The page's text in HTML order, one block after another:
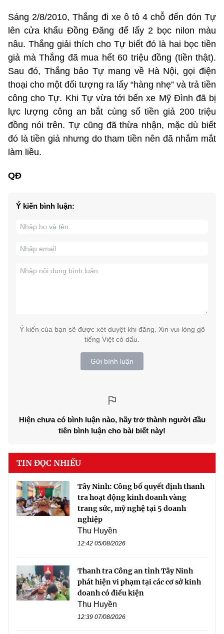
Sáng 2/8/2010, Thắng đi xe ô tô 4 chỗ đến đón Tự
lên cửa khẩu Đồng Đăng để lấy 2 bọc nilon màu
nâu. Thắng giải thích cho Tự biết đó là hai bọc tiền
giả mà Thắng đã mua hết 60 triệu đồng (tiền thật).
Sau đó, Thắng bảo Tự mang về Hà Nội, gọi điện
thoại cho một đối tượng ra lấy “hàng nhẹ” và trả tiền
công cho Tự. Khi Tự vừa tới bến xe Mỹ Đình đã bị
lực lượng công an bắt cùng số tiền giả 200 triệu
đồng nói trên. Tự cũng đã thừa nhận, mặc dù biết
đó là tiền giả nhưng do tham tiền nên đã nhắm mắt
làm liều.
QĐ
Ý kiến bình luận:
Ý kiến của bạn sẽ được xét duyệt khi đăng. Xin vui lòng gõ
tiếng Việt có dấu.
Gửi bình luận
Hiện chưa có bình luận nào, hãy trở thành người đầu
tiên bình luận cho bài biết này!
TIN ĐỌC NHIỀU
Tây Ninh: Công bố quyết định thanh
tra hoạt động kinh doanh vàng
trang sức, mỹ nghệ tại 5 doanh
nghiệp
Thu Huyền
12:42 05/08/2026
Thanh tra Công an tỉnh Tây Ninh
phát hiện vi phạm tại các cơ sở kinh
doanh có điều kiện
Thu Huyền
12:39 07/08/2026